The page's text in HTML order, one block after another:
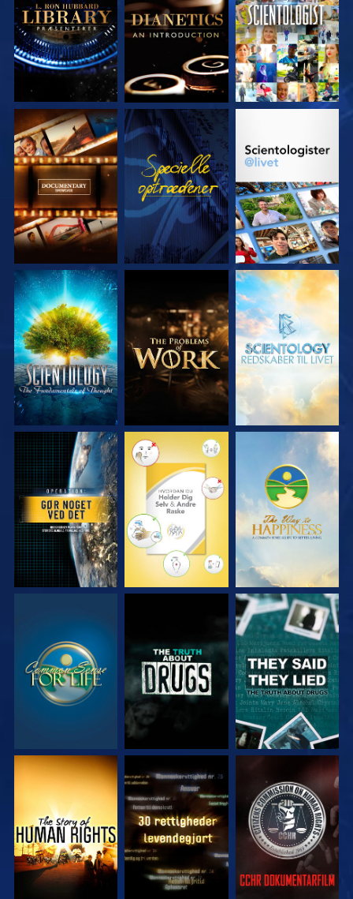
UDFORSK SERIEN SE UDFORSK SERIEN
UDFORSK SERIEN UDFORSK SERIEN UDFORSK SERIEN
SE SE SE
SE SE
SE SE SE